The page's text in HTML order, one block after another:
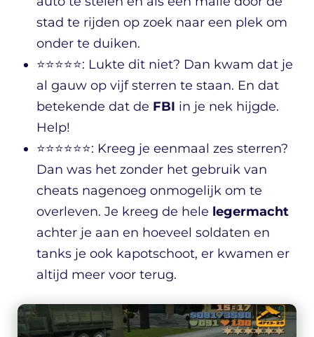
stad te rijden op zoek naar een plek om
onder te duiken.
⭐⭐⭐⭐⭐: Lukte dit niet? Dan kwam dat je
al gauw op vijf sterren te staan. En dat
betekende dat de FBI in je nek hijgde.
Help!
⭐⭐⭐⭐⭐⭐: Kreeg je eenmaal zes sterren?
Dan was het zonder het gebruik van
cheats nagenoeg onmogelijk om te
overleven. Je kreeg de hele legermacht
achter je aan en hoeveel soldaten en
tanks je ook kapotschoot, er kwamen er
altijd meer voor terug.